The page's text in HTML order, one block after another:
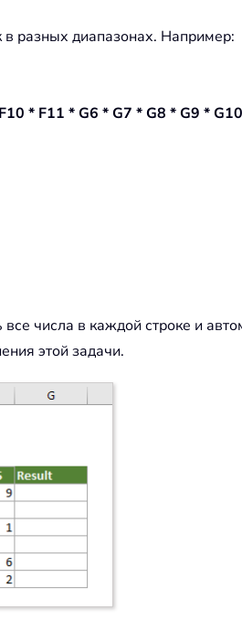
разных диапазонах. Например:
* F11 * G6 * G7 * G8 * G9 *
числа в каждой строке и
этой задачи.